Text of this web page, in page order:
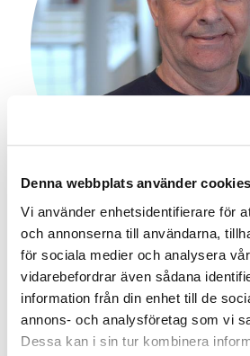
Denna webbplats använder cookies
Vi använder enhetsidentifierare för
och annonserna till användarna,
för sociala medier och analysera
vidarebefordrar även sådana
information från din enhet till de
annons- och analysföretag som vi
Dessa kan i sin tur kombinera
Anders
Säljare
Solel /
018-16 06 19
Skicka e-post